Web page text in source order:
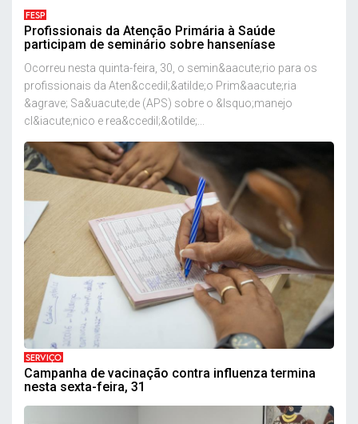
FESP
Profissionais da Atenção Primária à Saúde
participam de seminário sobre hanseníase
Ocorreu nesta quinta-feira, 30, o semin&aacute;rio para os
profissionais da Aten&ccedil;&atilde;o Prim&aacute;ria
&agrave; Sa&uacute;de (APS) sobre o &lsquo;manejo
cl&iacute;nico e rea&ccedil;&otilde;...
SERVIÇO
Campanha de vacinação contra influenza termina
nesta sexta-feira, 31